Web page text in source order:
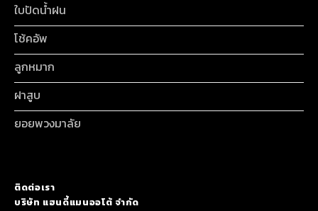
ใบปัดน้ำฝน
โช้คอัพ
ลูกหมาก
ฝาสูบ
ยอยพวงมาลัย
ติดต่อเรา
บริษัท แฮนดี้แมนออโต้ จำกัด